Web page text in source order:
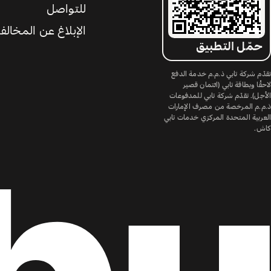
حمّل التطبيق
تقدّم شركة تابي ذ.م.م خدمة الدفع
لاحقًا وبطاقة تابي (ائتمان قصير
الأجل). تقدّم شركة تابي للمدفوعات
ذ.م.م المرخصة من مصرف الإمارات
العربية المتحدة المركزي خدمات تابي
كاش.
للتواصل
الإبلاغ عن